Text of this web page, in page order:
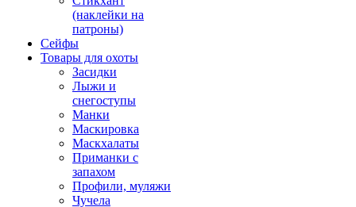
(наклейки на
патроны)
Сейфы
Товары для охоты
Засидки
Лыжи и
снегоступы
Манки
Маскировка
Маскхалаты
Приманки с
запахом
Профили, муляжи
Чучела